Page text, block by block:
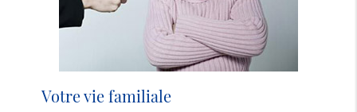
Votre vie familiale